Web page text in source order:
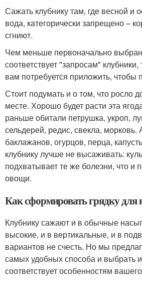
Сажать клубнику там, где весной и
вода, категорически запрещено –
сгниют.
Чем меньше первоначально
соответствует "запросам"
вам потребуется приложить, чтобы
Стоит подумать и о том, что росло
месте. Хорошо будет расти эта
раньше обитали петрушка, укроп,
сельдерей, редис, свекла, морковь.
баклажанов, огурцов, перца,
клубнику лучше не высаживать:
подхватывает те же болезни, что и
овощи.
Как сформировать грядку для
Клубнику сажают и в обычные
высокие, и в вертикальные, и в
вариантов не счесть. Но мы
самых удобных способа и выбрать
соответствует особенностям